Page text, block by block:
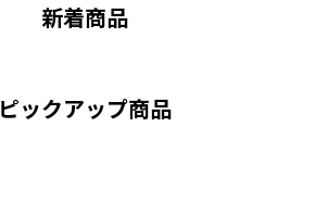
新着商品
ピックアップ商品